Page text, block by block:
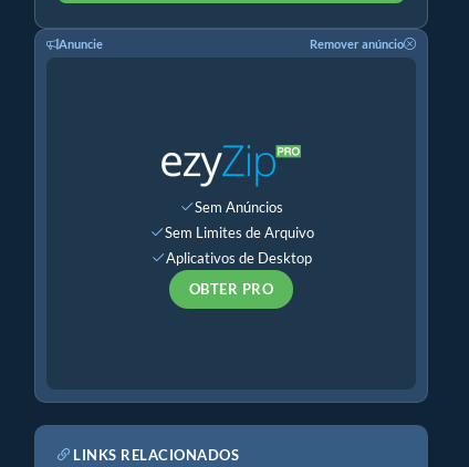
Anuncie Remover anúncio
Sem Anúncios
Sem Limites de Arquivo
Aplicativos de Desktop
OBTER PRO
LINKS RELACIONADOS